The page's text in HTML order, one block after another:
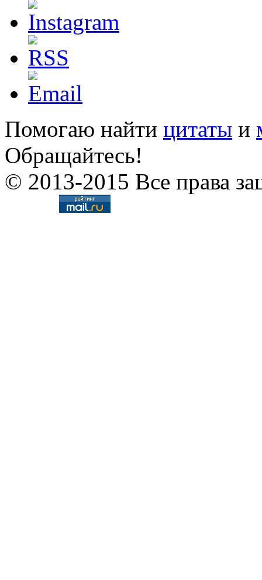
Помогаю найти цитаты и
Обращайтесь!
© 2013-2015 Все права